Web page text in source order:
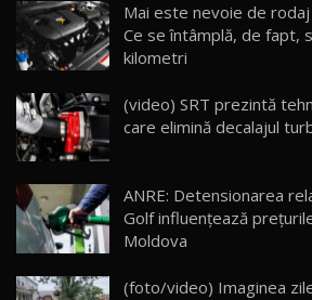
15 14:37
16
AutoBlogMD
13:10
17 20:06
30:08
Mai este nevoie de
Ce se întâmplă, de fapt,
kilometri
(video) SRT prezintă
care elimină decalajul
ANRE: Detensionarea
Golf influențează
Moldova
(foto/video) Imaginea